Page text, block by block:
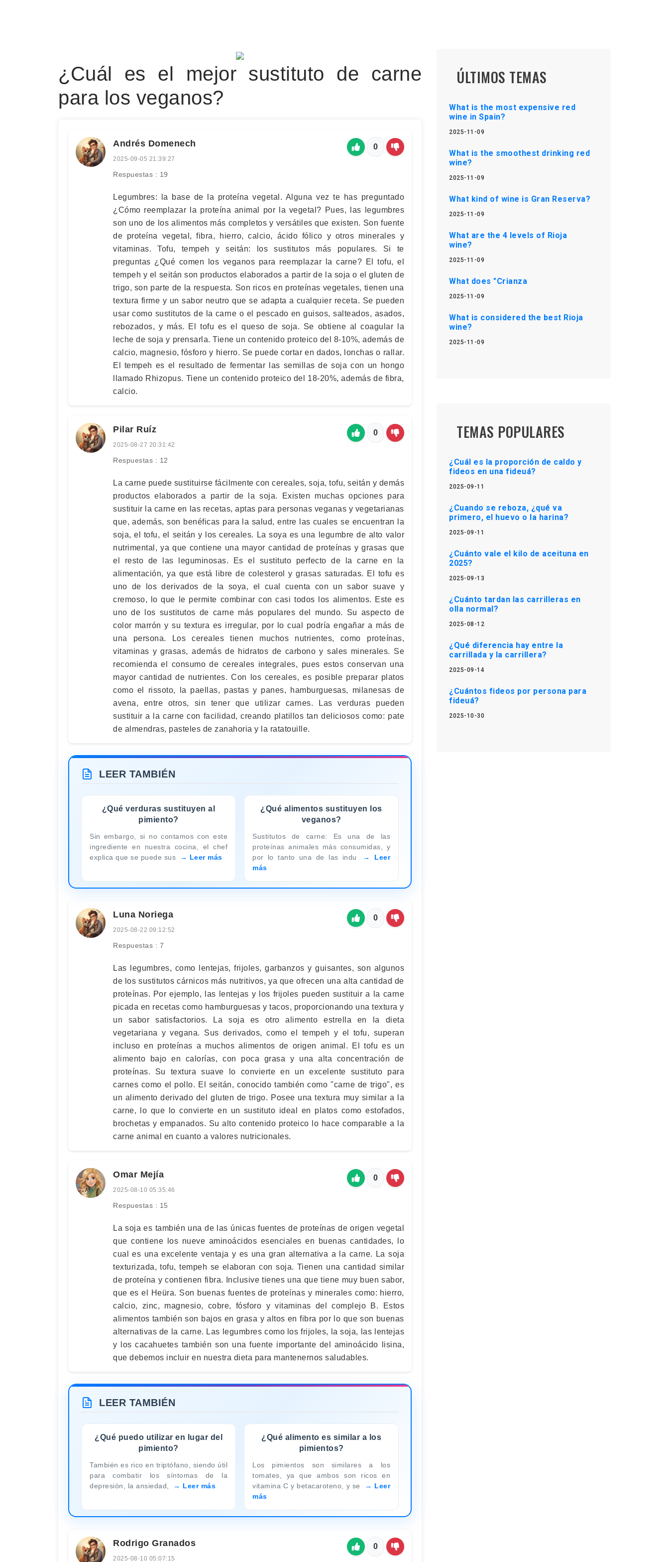
¿Cuál es el mejor sustituto de carne
para los veganos?
Andrés Domenech
2025-09-05 21:39:27
Respuestas : 19
0
Legumbres: la base de la proteína vegetal. Alguna vez te has preguntado
¿Cómo reemplazar la proteína animal por la vegetal? Pues, las legumbres
son uno de los alimentos más completos y versátiles que existen. Son fuente
de proteína vegetal, fibra, hierro, calcio, ácido fólico y otros minerales y
vitaminas. Tofu, tempeh y seitán: los sustitutos más populares. Si te
preguntas ¿Qué comen los veganos para reemplazar la carne? El tofu, el
tempeh y el seitán son productos elaborados a partir de la soja o el gluten de
trigo, son parte de la respuesta. Son ricos en proteínas vegetales, tienen una
textura firme y un sabor neutro que se adapta a cualquier receta. Se pueden
usar como sustitutos de la carne o el pescado en guisos, salteados, asados,
rebozados, y más. El tofu es el queso de soja. Se obtiene al coagular la
leche de soja y prensarla. Tiene un contenido proteico del 8-10%, además de
calcio, magnesio, fósforo y hierro. Se puede cortar en dados, lonchas o rallar.
El tempeh es el resultado de fermentar las semillas de soja con un hongo
llamado Rhizopus. Tiene un contenido proteico del 18-20%, además de fibra,
calcio.
Pilar Ruíz
2025-08-27 20:31:42
Respuestas : 12
0
La carne puede sustituirse fácilmente con cereales, soja, tofu, seitán y demás
productos elaborados a partir de la soja. Existen muchas opciones para
sustituir la carne en las recetas, aptas para personas veganas y vegetarianas
que, además, son benéficas para la salud, entre las cuales se encuentran la
soja, el tofu, el seitán y los cereales. La soya es una legumbre de alto valor
nutrimental, ya que contiene una mayor cantidad de proteínas y grasas que
el resto de las leguminosas. Es el sustituto perfecto de la carne en la
alimentación, ya que está libre de colesterol y grasas saturadas. El tofu es
uno de los derivados de la soya, el cual cuenta con un sabor suave y
cremoso, lo que le permite combinar con casi todos los alimentos. Este es
uno de los sustitutos de carne más populares del mundo. Su aspecto de
color marrón y su textura es irregular, por lo cual podría engañar a más de
una persona. Los cereales tienen muchos nutrientes, como proteínas,
vitaminas y grasas, además de hidratos de carbono y sales minerales. Se
recomienda el consumo de cereales integrales, pues estos conservan una
mayor cantidad de nutrientes. Con los cereales, es posible preparar platos
como el rissoto, la paellas, pastas y panes, hamburguesas, milanesas de
avena, entre otros, sin tener que utilizar carnes. Las verduras pueden
sustituir a la carne con facilidad, creando platillos tan deliciosos como: pate
de almendras, pasteles de zanahoria y la ratatouille.
LEER TAMBIÉN
¿Qué verduras sustituyen al
pimiento?
Sin embargo, si no contamos con este
ingrediente en nuestra cocina, el chef
explica que se puede sus
Leer más
¿Qué alimentos sustituyen los
veganos?
Sustitutos de carne: Es una de las
proteínas animales más consumidas, y
por lo tanto una de las indu
Leer
más
Luna Noriega
2025-08-22 09:12:52
Respuestas : 7
0
Las legumbres, como lentejas, frijoles, garbanzos y guisantes, son algunos
de los sustitutos cárnicos más nutritivos, ya que ofrecen una alta cantidad de
proteínas. Por ejemplo, las lentejas y los frijoles pueden sustituir a la carne
picada en recetas como hamburguesas y tacos, proporcionando una textura y
un sabor satisfactorios. La soja es otro alimento estrella en la dieta
vegetariana y vegana. Sus derivados, como el tempeh y el tofu, superan
incluso en proteínas a muchos alimentos de origen animal. El tofu es un
alimento bajo en calorías, con poca grasa y una alta concentración de
proteínas. Su textura suave lo convierte en un excelente sustituto para
carnes como el pollo. El seitán, conocido también como "carne de trigo", es
un alimento derivado del gluten de trigo. Posee una textura muy similar a la
carne, lo que lo convierte en un sustituto ideal en platos como estofados,
brochetas y empanados. Su alto contenido proteico lo hace comparable a la
carne animal en cuanto a valores nutricionales.
Omar Mejía
2025-08-10 05:35:46
Respuestas : 15
0
La soja es también una de las únicas fuentes de proteínas de origen vegetal
que contiene los nueve aminoácidos esenciales en buenas cantidades, lo
cual es una excelente ventaja y es una gran alternativa a la carne. La soja
texturizada, tofu, tempeh se elaboran con soja. Tienen una cantidad similar
de proteína y contienen fibra. Inclusive tienes una que tiene muy buen sabor,
que es el Heüra. Son buenas fuentes de proteínas y minerales como: hierro,
calcio, zinc, magnesio, cobre, fósforo y vitaminas del complejo B. Estos
alimentos también son bajos en grasa y altos en fibra por lo que son buenas
alternativas de la carne. Las legumbres como los frijoles, la soja, las lentejas
y los cacahuetes también son una fuente importante del aminoácido lisina,
que debemos incluir en nuestra dieta para mantenernos saludables.
LEER TAMBIÉN
¿Qué puedo utilizar en lugar del
pimiento?
También es rico en triptófano, siendo útil
para combatir los síntomas de la
depresión, la ansiedad,
Leer más
¿Qué alimento es similar a los
pimientos?
Los pimientos son similares a los
tomates, ya que ambos son ricos en
vitamina C y betacaroteno, y se
Leer
más
Rodrigo Granados
2025-08-10 05:07:15
0
ÚLTIMOS TEMAS
What is the most expensive red
wine in Spain?
2025-11-09
What is the smoothest drinking red
wine?
2025-11-09
What kind of wine is Gran Reserva?
2025-11-09
What are the 4 levels of Rioja
wine?
2025-11-09
What does "Crianza
2025-11-09
What is considered the best Rioja
wine?
2025-11-09
TEMAS POPULARES
¿Cuál es la proporción de caldo y
fideos en una fideuá?
2025-09-11
¿Cuando se reboza, ¿qué va
primero, el huevo o la harina?
2025-09-11
¿Cuánto vale el kilo de aceituna en
2025?
2025-09-13
¿Cuánto tardan las carrilleras en
olla normal?
2025-08-12
¿Qué diferencia hay entre la
carrillada y la carrillera?
2025-09-14
¿Cuántos fideos por persona para
fideuá?
2025-10-30